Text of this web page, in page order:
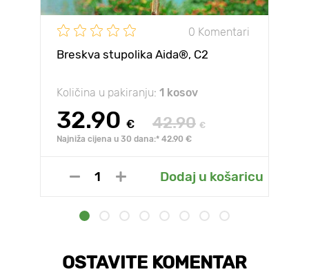
0 Komentari
Breskva stupolika Aida®, C2
Količina u pakiranju: 1 kosov
32.90 € 42.90 €
Najniža cijena u 30 dana:* 42.90 €
Dodaj u košaricu
OSTAVITE KOMENTAR